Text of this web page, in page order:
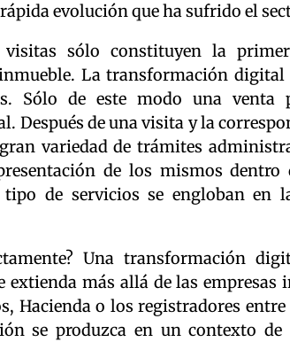
evolución que ha sufrido el
sólo constituyen la
La transformación digital
Sólo de este modo una venta
Después de una visita y la
variedad de trámites
de los mismos
tipo de servicios se engloban en
Una transformación
extienda más allá de las
Hacienda o los registradores
se produzca en un contexto